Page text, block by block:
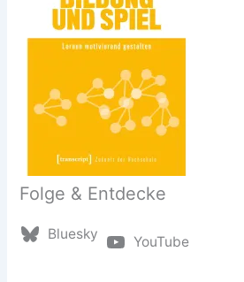
Folge & Entdecke
Bluesky YouTube